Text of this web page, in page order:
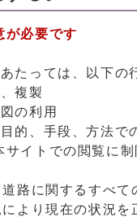
が必要です
たっては、以下の
複製
の利用
的、手段、方法で
サイトでの閲覧に
路に関するすべて
より現在の状況